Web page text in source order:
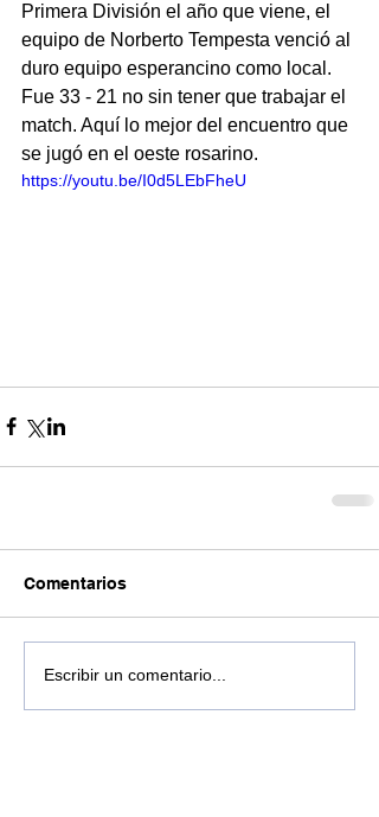
Primera División el año que viene, el
equipo de Norberto Tempesta venció al
duro equipo esperancino como local.
Fue 33 - 21 no sin tener que trabajar el
match. Aquí lo mejor del encuentro que
se jugó en el oeste rosarino.
https://youtu.be/I0d5LEbFheU
Comentarios
Escribir un comentario...